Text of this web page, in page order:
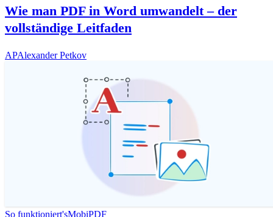
Wie man PDF in Word umwandelt – der
vollständige Leitfaden
APAlexander Petkov
So funktioniert'sMobiPDF